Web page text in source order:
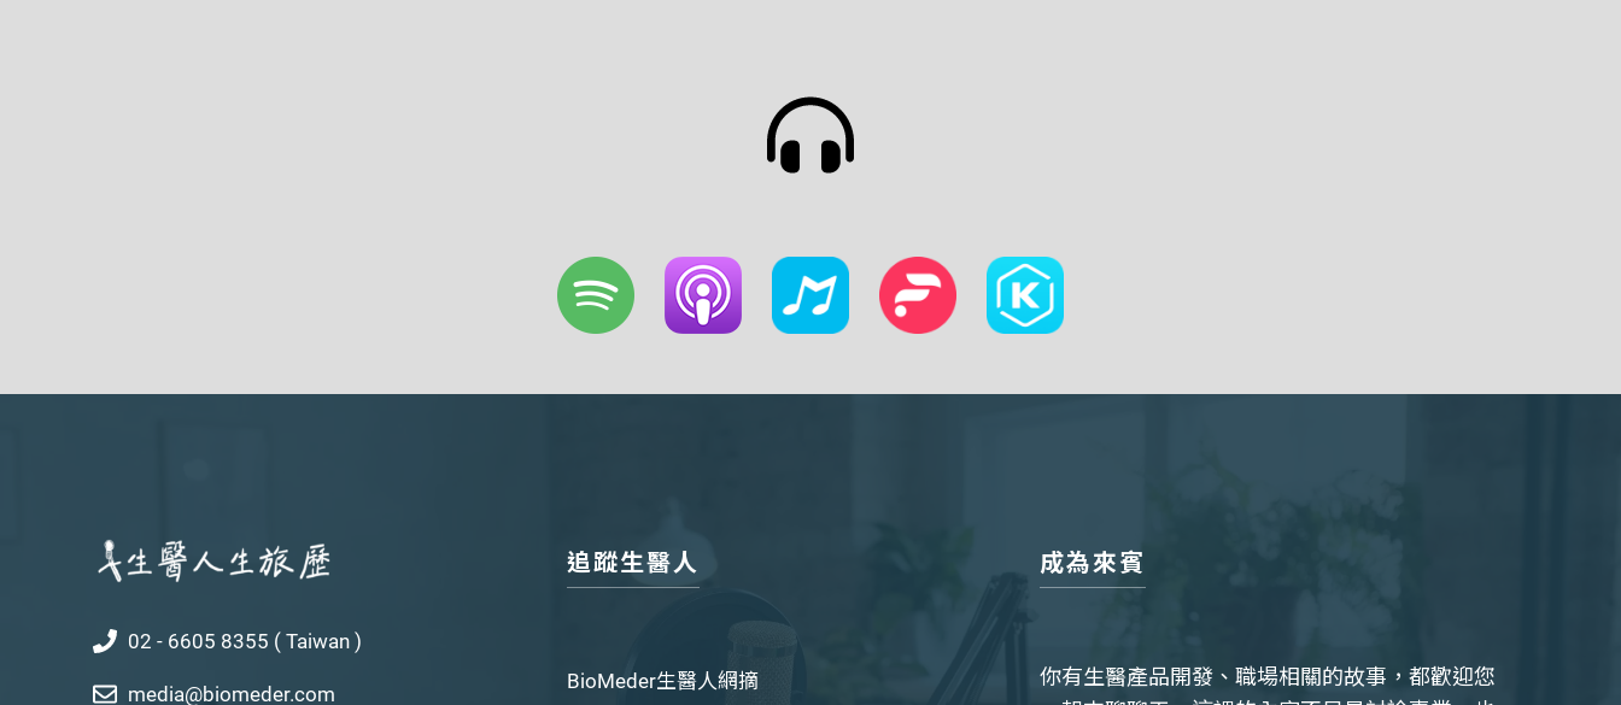
02 - 6605 8355 ( Taiwan )
media@biomeder.com
追蹤生醫人
BioMeder生醫人網摘
成為來賓
你有生醫產品開發、職場相關的故事，都歡迎您